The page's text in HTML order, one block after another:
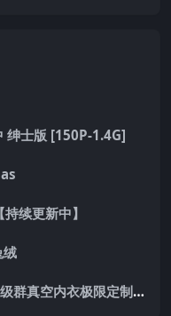
绅士版 [150P-1.4G]
续更新中】
绒
[主播]虎牙主播车老板付费高级群真空内衣极限定制8分19